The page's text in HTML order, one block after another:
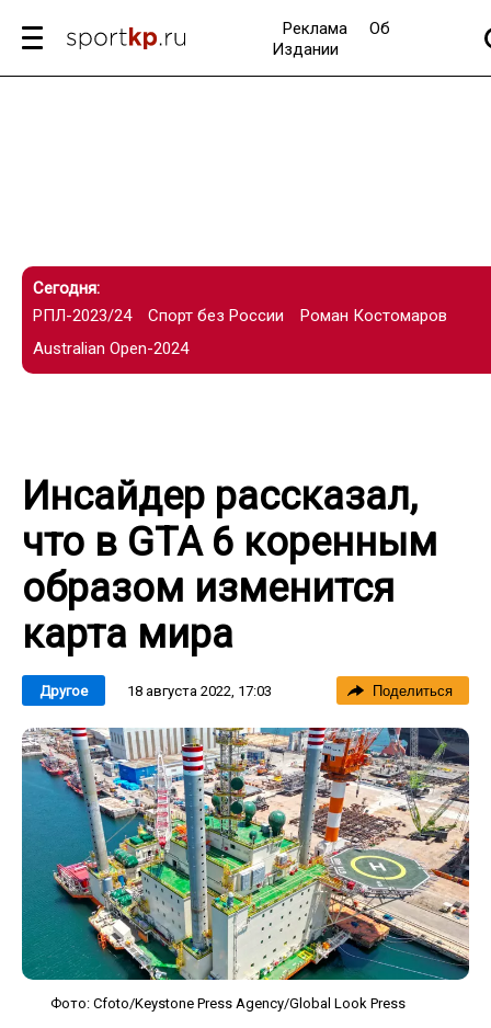
Реклама
Об
Издании
Сегодня:
РПЛ-2023/24
Спорт без России
Роман Костомаров
Australian Open-2024
Инсайдер рассказал,
что в GTA 6 коренным
образом изменится
карта мира
Другое 18 августа 2022, 17:03 Поделиться
Фото: Cfoto/Keystone Press Agency/Global Look Press